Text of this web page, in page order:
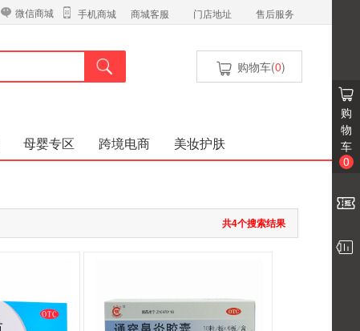
微信商城 手机商城 商城客服 门店地址 售后服务
购物车(0)
母婴专区 跨境电商
美妆护肤
购
物
车
0
共4个搜索结果